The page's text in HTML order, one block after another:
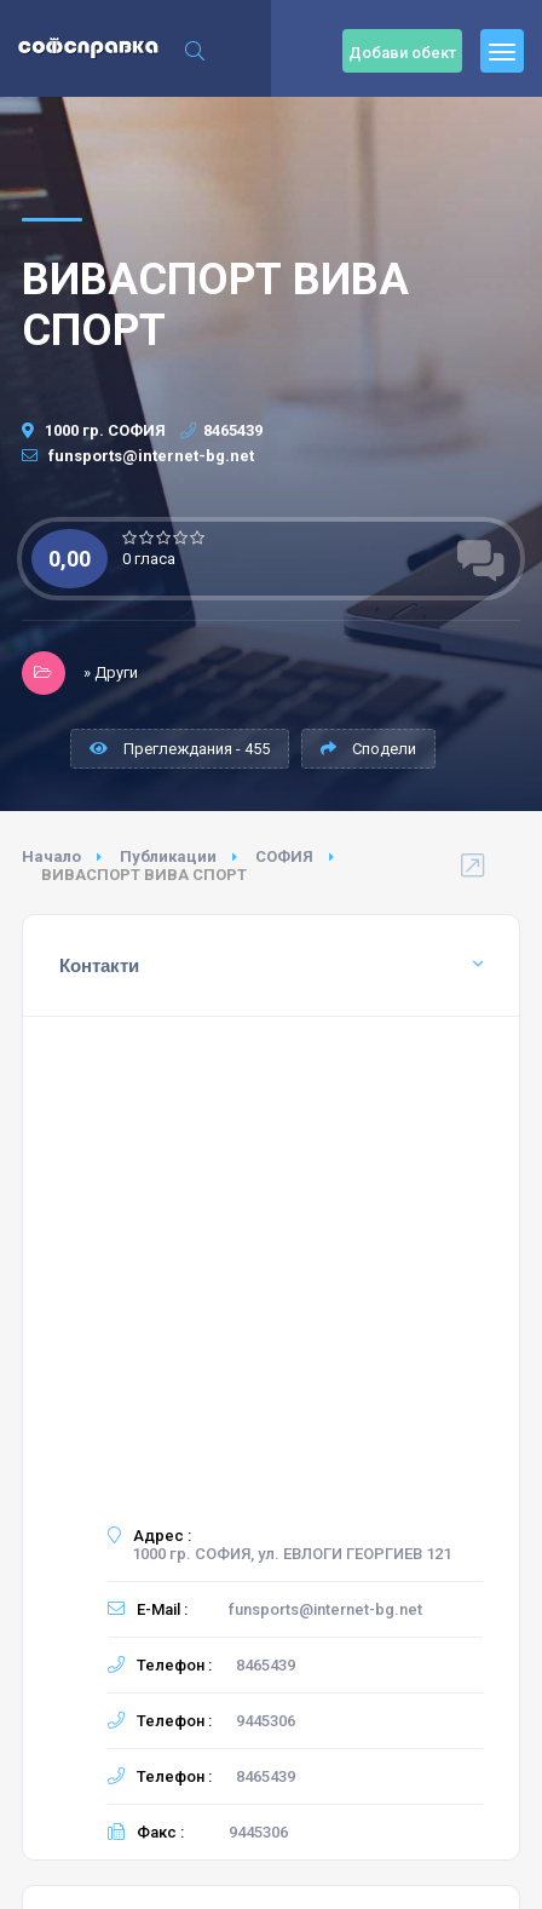
Добави обект
ВИВАСПОРТ ВИВА
СПОРТ
1000 гр. СОФИЯ
8465439
funsports@internet-bg.net
0,00 0 гласа
» Други
Преглеждания - 455 Сподели
Начало Публикации
СОФИЯ
ВИВАСПОРТ ВИВА СПОРТ
Контакти
Адрес :
1000 гр. СОФИЯ, ул. ЕВЛОГИ ГЕОРГИЕВ 121
E-Mail : funsports@internet-bg.net
Телефон : 8465439
Телефон : 9445306
Телефон : 8465439
Факс : 9445306